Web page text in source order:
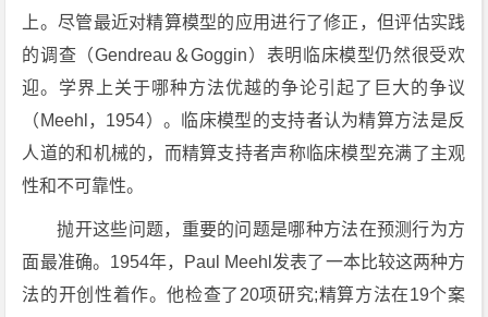
上。尽管最近对精算模型的应用进行了修正，但评估实践
的调查（Gendreau＆Goggin）表明临床模型仍然很受欢
迎。学界上关于哪种方法优越的争论引起了巨大的争议
（Meehl，1954）。临床模型的支持者认为精算方法是反
人道的和机械的，而精算支持者声称临床模型充满了主观
性和不可靠性。
抛开这些问题，重要的问题是哪种方法在预测行为方
面最准确。1954年，Paul Meehl发表了一本比较这两种方
法的开创性着作。他检查了20项研究;精算方法在19个案